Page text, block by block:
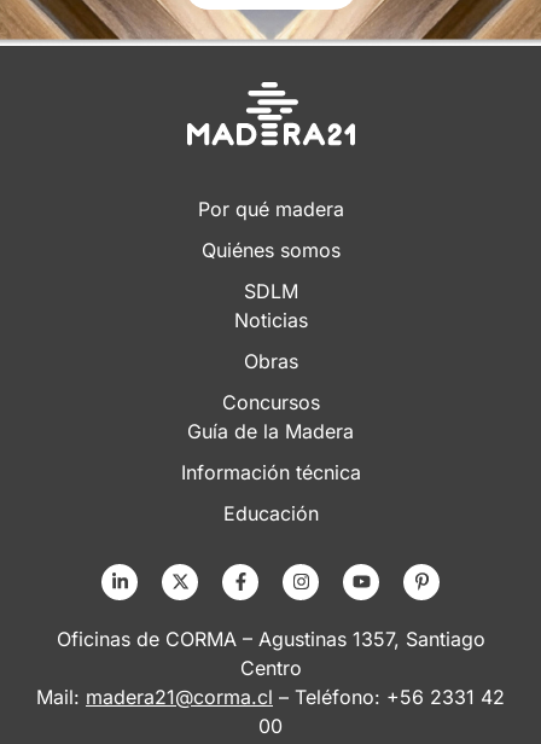
Por qué madera
Quiénes somos
SDLM
Noticias
Obras
Concursos
Guía de la Madera
Información técnica
Educación
Oficinas de CORMA – Agustinas 1357, Santiago
Centro
Mail: madera21@corma.cl – Teléfono: +56 2331 42
00